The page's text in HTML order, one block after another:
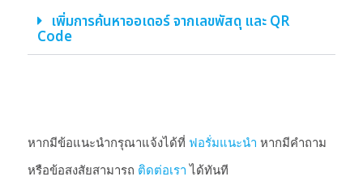
เพิ่มการค้นหาออเดอร์ จากเลขพัสดุ และ QR
Code
หากมีข้อแนะนำกรุณาแจ้งได้ที่ ฟอรั่มแนะนำ หากมีคำถาม
หรือข้อสงสัยสามารถ ติดต่อเรา ได้ทันที